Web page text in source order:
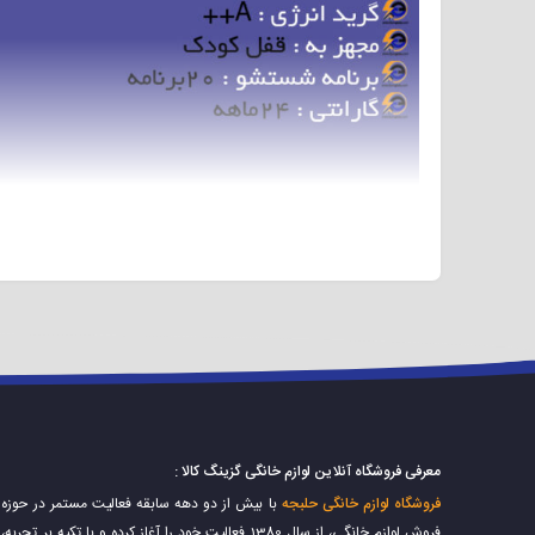
لباسشویی چهل سال سابقه معتبر دارد و دارای سبد محصولات
معرفی فروشگاه آنلاین لوازم خانگی گزینگ کالا :
فروشگاه لوازم خانگی حلبجه با بیش از دو دهه سابقه فعالیت مستمر در حوزه